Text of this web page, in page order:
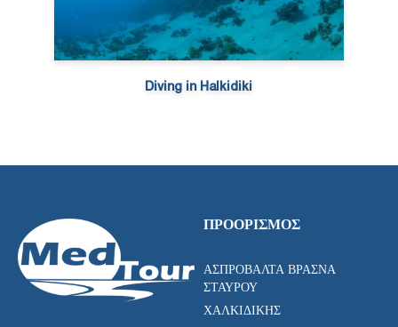
Diving in Halkidiki
ΠΡΟΟΡΙΣΜΌΣ
ΑΣΠΡΟΒΆΛΤΑ ΒΡΑΣΝΆ
ΣΤΑΥΡΟΎ
ΧΑΛΚΙΔΙΚΉΣ